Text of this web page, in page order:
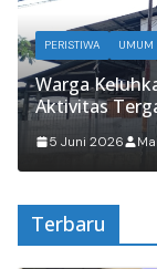
PERISTIWA UMUM
Warga
Aktivitas
5 Juni 2026
Terbaru